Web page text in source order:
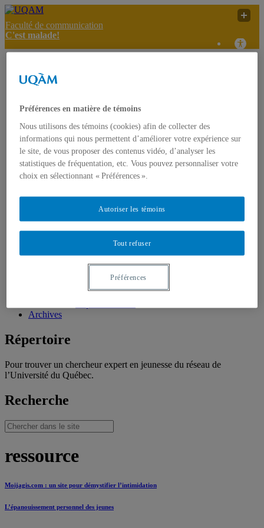
Faculté de communication
C'est malade!
UQAM
C'est malade!
Accueil
À propos
Présentation
Projet FODAR
L’équipe
Articles informatifs
Références sur la vie des jeunes
Infos public cible
Textes de référence
Effets des médias sur les jeunes
Témoignages de jeunes
Témoignages de chercheurs
Archives
Répertoire
Pour trouver un chercheur expert en jeunesse du réseau de
l’Université du Québec.
Recherche
ressource
Moijagis.com : un site pour démystifier l’intimidation
L’épanouissement personnel des jeunes
Préférences en matière de témoins
Nous utilisons des témoins (cookies) afin de collecter des
informations qui nous permettent d’améliorer votre expérience sur
le site, de vous proposer des contenus vidéo, d’analyser les
statistiques de fréquentation, etc. Vous pouvez personnaliser votre
choix en sélectionnant « Préférences ».
Tout refuser
Autoriser les témoins
Préférences